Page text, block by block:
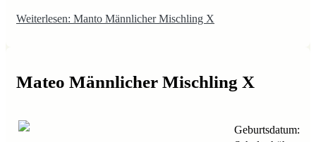
Weiterlesen: Manto Männlicher Mischling X
Mateo Männlicher Mischling X
Geburtsdatum: